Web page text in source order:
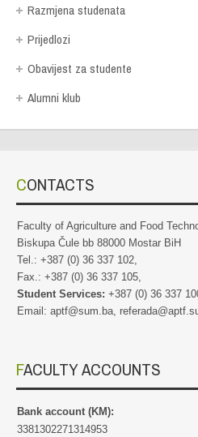
Razmjena studenata
Prijedlozi
Obavijest za studente
Alumni klub
CONTACTS
Faculty of Agriculture and Food
Biskupa Čule bb 88000 Mostar BiH
Tel.: +387 (0) 36 337 102,
Fax.: +387 (0) 36 337 105,
Student Services: +387 (0) 36 337
Email: aptf@sum.ba,
FACULTY ACCOUNTS
Bank account (KM):
3381302271314953